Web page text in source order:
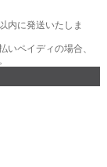
内に発送いたしま
いペイディの場合、